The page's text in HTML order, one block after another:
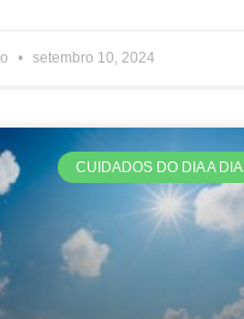
setembro 10, 2024
CUIDADOS DO DIA A DIA